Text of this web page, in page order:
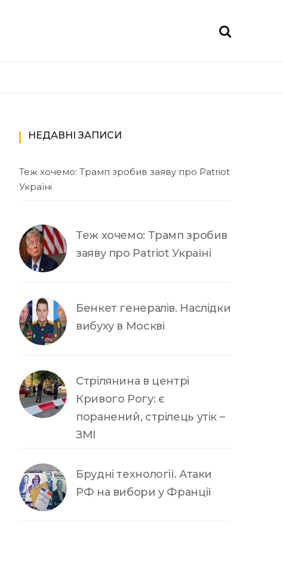
НЕДАВНІ ЗАПИСИ
Теж хочемо: Трамп зробив заяву про Patriot
Україні
Теж хочемо: Трамп зробив
заяву про Patriot Україні
Бенкет генералів. Наслідки
вибуху в Москві
Стрілянина в центрі
Кривого Рогу: є
поранений, стрілець утік –
ЗМІ
Брудні технології. Атаки
РФ на вибори у Франції